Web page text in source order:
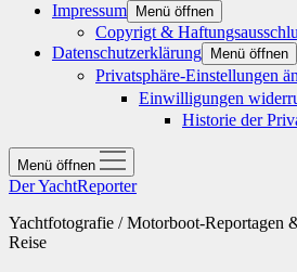
Impressum
Menü öffnen
Copyrigt &
Datenschutzerklärung
Menü öffnen
Privatsphäre-Einstellungen
Einwilligungen
Historie der
Menü öffnen
Der YachtReporter
Yachtfotografie / Motorboot-Reportagen
Reise